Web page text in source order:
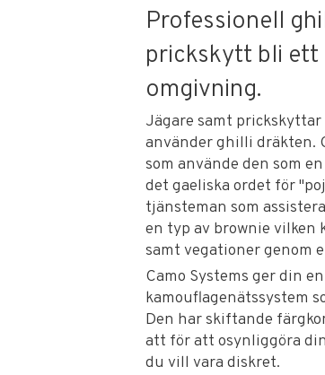
Professionell
prickskytt bli ett
omgivning.
Jägare samt
använder ghilli dräkten.
som använde den som
det gaeliska ordet för
tjänsteman som
en typ av brownie vilken
samt vegationer genom
Camo Systems ger din
kamouflagenätssystem
Den har skiftande
att för att osynliggöra
du vill vara diskret.